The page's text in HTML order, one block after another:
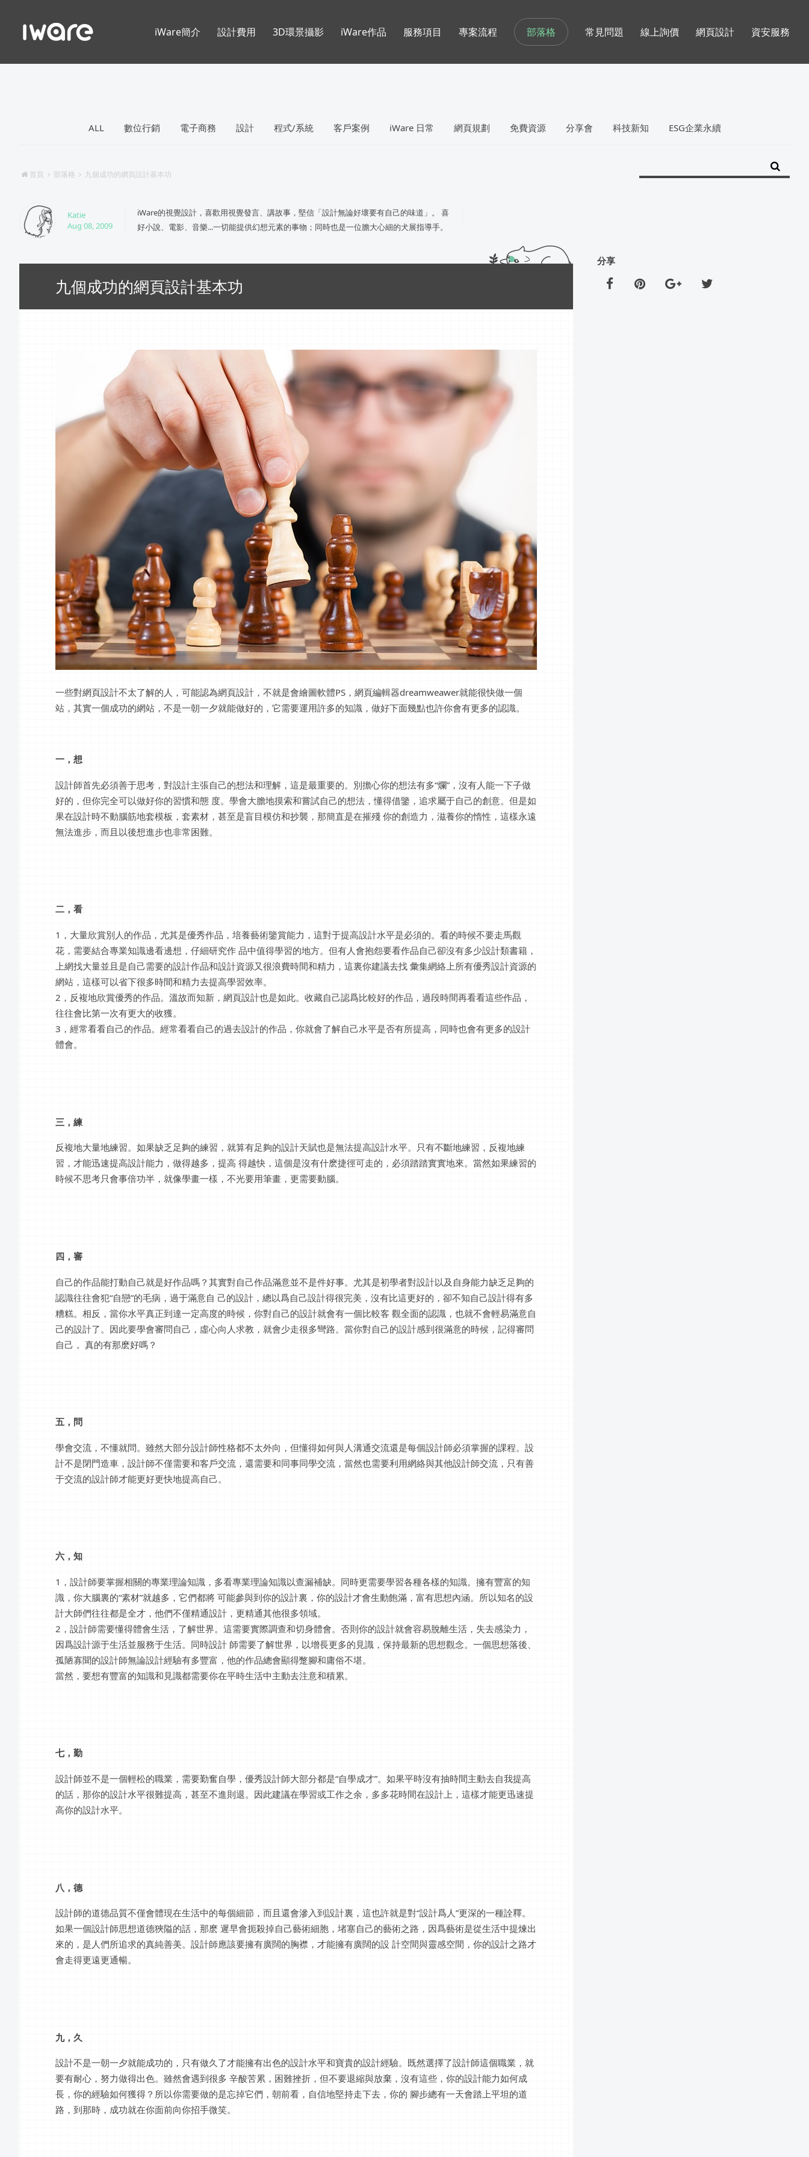
部落格
ALL 數位行銷 電子商務 設計 程式/系統 客戶案例 iWare 日常 網頁規劃 免費資源 分享會 科技新知 ESG企業永續
首頁 部落格 九個成功的網頁設計基本功
Katie
Aug 08, 2009
iWare的視覺設計，喜歡用視覺發言、講故事，堅信「設計無論好壞要有自己的味道」。 喜
好小說、電影、音樂...一切能提供幻想元素的事物；同時也是一位膽大心細的犬展指導手。
九個成功的網頁設計基本功
一些對網頁設計不太了解的人，可能認為網頁設計，不就是會繪圖軟體PS，網頁編輯器dreamweawer就能很快做一個
站，其實一個成功的網站，不是一朝一夕就能做好的，它需要運用許多的知識，做好下面幾點也許你會有更多的認識。
一，想
設計師首先必須善于思考，對設計主張自己的想法和理解，這是最重要的。別擔心你的想法有多“爛”，沒有人能一下子做
好的，但你完全可以做好你的習慣和態 度。學會大膽地摸索和嘗試自己的想法，懂得借鑒，追求屬于自己的創意。但是如
果在設計時不動腦筋地套模板，套素材，甚至是盲目模仿和抄襲，那簡直是在摧殘 你的創造力，滋養你的惰性，這樣永遠
無法進步，而且以後想進步也非常困難。
二，看
1，大量欣賞別人的作品，尤其是優秀作品，培養藝術鑒賞能力，這對于提高設計水平是必須的。看的時候不要走馬觀
花，需要結合專業知識邊看邊想，仔細研究作 品中值得學習的地方。但有人會抱怨要看作品自己卻沒有多少設計類書籍，
上網找大量並且是自己需要的設計作品和設計資源又很浪費時間和精力，這裏你建議去找 彙集網絡上所有優秀設計資源的
網站，這樣可以省下很多時間和精力去提高學習效率。
2，反複地欣賞優秀的作品。溫故而知新，網頁設計也是如此。收藏自己認爲比較好的作品，過段時間再看看這些作品，
往往會比第一次有更大的收獲。
3，經常看看自己的作品。經常看看自己的過去設計的作品，你就會了解自己水平是否有所提高，同時也會有更多的設計
體會。
三，練
反複地大量地練習。如果缺乏足夠的練習，就算有足夠的設計天賦也是無法提高設計水平。只有不斷地練習，反複地練
習，才能迅速提高設計能力，做得越多，提高 得越快，這個是沒有什麽捷徑可走的，必須踏踏實實地來。當然如果練習的
時候不思考只會事倍功半，就像學畫一樣，不光要用筆畫，更需要動腦。
四，審
自己的作品能打動自己就是好作品嗎？其實對自己作品滿意並不是件好事。尤其是初學者對設計以及自身能力缺乏足夠的
認識往往會犯“自戀”的毛病，過于滿意自 己的設計，總以爲自己設計得很完美，沒有比這更好的，卻不知自己設計得有多
糟糕。相反，當你水平真正到達一定高度的時候，你對自己的設計就會有一個比較客 觀全面的認識，也就不會輕易滿意自
己的設計了。因此要學會審問自己，虛心向人求教，就會少走很多彎路。當你對自己的設計感到很滿意的時候，記得審問
自己， 真的有那麽好嗎？
五，問
學會交流，不懂就問。雖然大部分設計師性格都不太外向，但懂得如何與人溝通交流還是每個設計師必須掌握的課程。設
計不是閉門造車，設計師不僅需要和客戶交流，還需要和同事同學交流，當然也需要利用網絡與其他設計師交流，只有善
于交流的設計師才能更好更快地提高自己。
六，知
1，設計師要掌握相關的專業理論知識，多看專業理論知識以查漏補缺。同時更需要學習各種各樣的知識。擁有豐富的知
識，你大腦裏的“素材”就越多，它們都將 可能參與到你的設計裏，你的設計才會生動飽滿，富有思想內涵。所以知名的設
計大師們往往都是全才，他們不僅精通設計，更精通其他很多領域。
2，設計師需要懂得體會生活，了解世界。這需要實際調查和切身體會。否則你的設計就會容易脫離生活，失去感染力，
因爲設計源于生活並服務于生活。同時設計 師需要了解世界，以增長更多的見識，保持最新的思想觀念。一個思想落後、
孤陋寡聞的設計師無論設計經驗有多豐富，他的作品總會顯得蹩腳和庸俗不堪。
當然，要想有豐富的知識和見識都需要你在平時生活中主動去注意和積累。
七，勤
設計師並不是一個輕松的職業，需要勤奮自學，優秀設計師大部分都是“自學成才”。如果平時沒有抽時間主動去自我提高
的話，那你的設計水平很難提高，甚至不進則退。因此建議在學習或工作之余，多多花時間在設計上，這樣才能更迅速提
高你的設計水平。
八，德
設計師的道德品質不僅會體現在生活中的每個細節，而且還會滲入到設計裏，這也許就是對“設計爲人”更深的一種詮釋。
如果一個設計師思想道德狹隘的話，那麽 遲早會扼殺掉自己藝術細胞，堵塞自己的藝術之路，因爲藝術是從生活中提煉出
來的，是人們所追求的真純善美。設計師應該要擁有廣闊的胸襟，才能擁有廣闊的設 計空間與靈感空間，你的設計之路才
會走得更遠更通暢。
九，久
設計不是一朝一夕就能成功的，只有做久了才能擁有出色的設計水平和寶貴的設計經驗。既然選擇了設計師這個職業，就
要有耐心，努力做得出色。雖然會遇到很多 辛酸苦累，困難挫折，但不要退縮與放棄，沒有這些，你的設計能力如何成
長，你的經驗如何獲得？所以你需要做的是忘掉它們，朝前看，自信地堅持走下去，你的 腳步總有一天會踏上平坦的道
路，到那時，成功就在你面前向你招手微笑。
分享